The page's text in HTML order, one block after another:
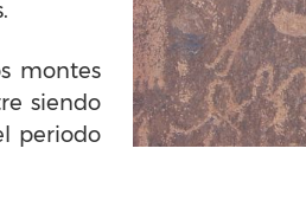
montes
siendo
periodo